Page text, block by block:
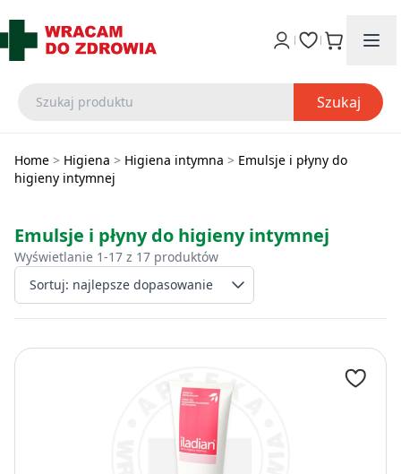
Szukaj
Home > Higiena > Higiena intymna > Emulsje i płyny do
higieny intymnej
Emulsje i płyny do higieny intymnej
Wyświetlanie 1-17 z 17 produktów
Wybierz sposób